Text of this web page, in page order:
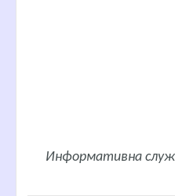
Информативна